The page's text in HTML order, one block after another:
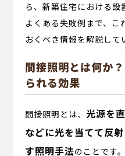
ら、新築住宅における設
よくある失敗例まで、こ
おくべき情報を解説して
間接照明とは何か
られる効果
間接照明とは、 光源を
などに光を当てて反
す照明手法のことです